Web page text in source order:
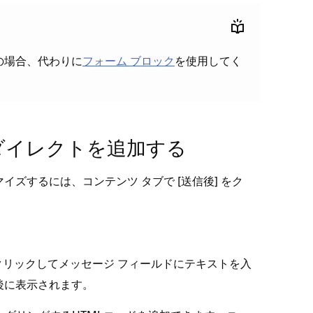
合⁠、代わりにフ⁠ォ⁠ーム ブロ⁠ック を使用してく
レクトを追加する
ズするには⁠、コンテンツ タブで [⁠送信後⁠] をク
ックしてメ⁠ッセ⁠ージ フ⁠ィ⁠ールドにテキストを入
表示されます⁠。